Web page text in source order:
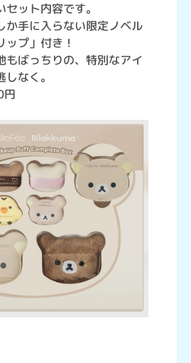
ット内容です。
か手に入らない限定ノベル
プ」付き！
もばっちりの、特別なアイ
なく。
円